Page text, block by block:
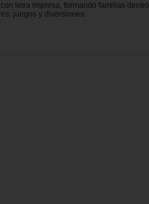
letra impresa, formando familias dentro
juegos y diversiones.